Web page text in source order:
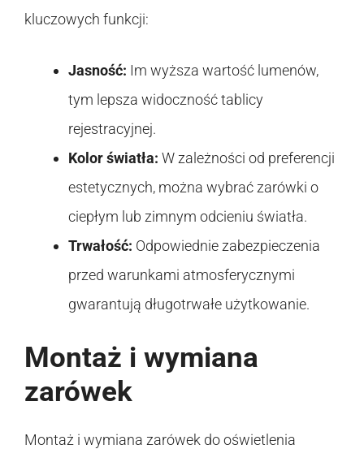
kluczowych funkcji:
Jasność: Im wyższa wartość lumenów,
tym lepsza widoczność tablicy
rejestracyjnej.
Kolor światła: W zależności od preferencji
estetycznych, można wybrać zarówki o
ciepłym lub zimnym odcieniu światła.
Trwałość: Odpowiednie zabezpieczenia
przed warunkami atmosferycznymi
gwarantują długotrwałe użytkowanie.
Montaż i wymiana
zarówek
Montaż i wymiana zarówek do oświetlenia